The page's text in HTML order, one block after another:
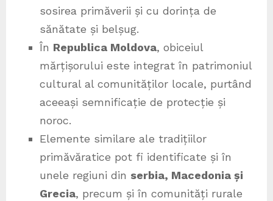
sosirea primăverii și cu dorința de
sănătate și belșug.
În Republica Moldova, obiceiul
mărțișorului este integrat în patrimoniul
cultural al comunităților locale, purtând
aceeași semnificație de protecție și
noroc.
Elemente similare ale tradițiilor
primăvăratice pot fi identificate și în
unele regiuni din serbia, Macedonia și
Grecia, precum și în comunități rurale